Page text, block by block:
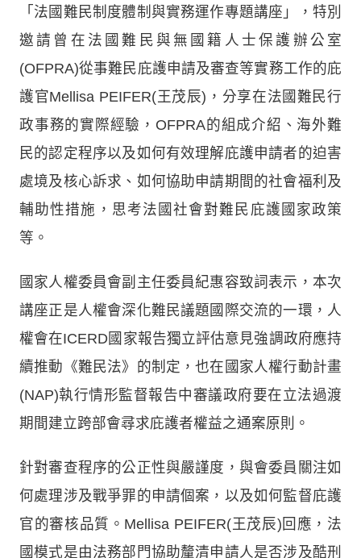
「法國難民制度體制與實務運作專題講座」，特別
邀請曾在法國難民與無國籍人士保護辦公室
(OFPRA)從事難民庇護申請及審查等實務工作的庇
護官Mellisa PEIFER(王茂辰)，分享在法國難民行
政事務的實際經驗，OFPRA的組成介紹、海外難
民的認定程序以及如何有效理解庇護申請者的迫害
處境及核心訴求、如何協助申請期間的社會福利及
輔助性措施，思考法國社會對難民庇護國家政策
等。
國家人權委員會副主任委員紀惠容致詞表示，本次
講座正是人權會深化難民議題國際交流的一環，人
權會在ICERD國家報告獨立評估意見強調政府應持
續推動《難民法》的制定，也在國家人權行動計畫
(NAP)執行情形監督報告中審議政府要在立法過渡
期間建立跨部會尋求庇護者權益之通案原則。
針對審查程序的公正性與嚴謹度，與會委員關注如
何處理涉及戰爭罪的申請個案，以及如何監督庇護
官的審核品質。Mellisa PEIFER(王茂辰)回應，法
國模式是由法務部門協助釐清申請人是否涉及酷刑